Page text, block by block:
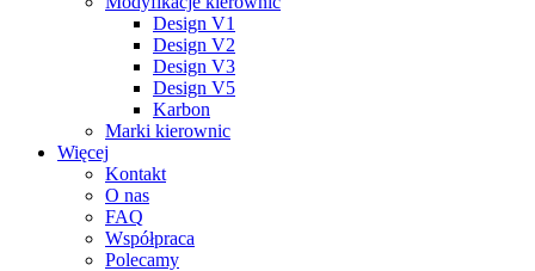
Design V1
Design V2
Design V3
Design V5
Karbon
Marki kierownic
Więcej
Kontakt
O nas
FAQ
Współpraca
Polecamy